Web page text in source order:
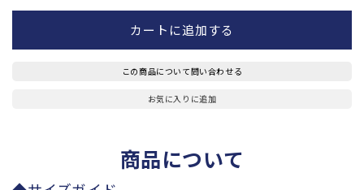
工
業】
年
用
カ
カートに追加する
この商品について問い合わせる
お気に入りに追加
商品について